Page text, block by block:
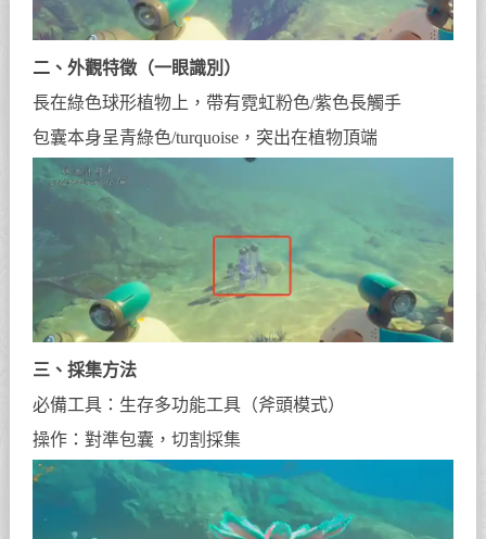
二、外觀特徵（一眼識別）
長在綠色球形植物上，帶有霓虹粉色/紫色長觸手
包囊本身呈青綠色/turquoise，突出在植物頂端
三、採集方法
必備工具：生存多功能工具（斧頭模式）
操作：對準包囊，切割採集